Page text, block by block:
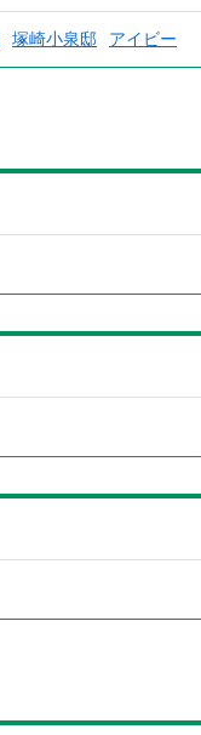
塚崎小泉邸 アイビー